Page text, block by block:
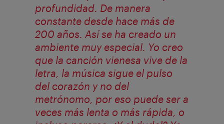
profundidad. De manera
constante desde hace más de
200 años. Así se ha creado un
ambiente muy especial. Yo creo
que la canción vienesa vive de la
letra, la música sigue el pulso
del corazón y no del
metrónomo, por eso puede ser a
veces más lenta o más rápida, o